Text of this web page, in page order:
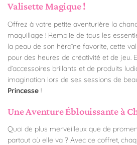
Valisette Magique !
Offrez à votre petite aventurière la
maquillage ! Remplie de tous les
la peau de son héroïne favorite, cette
pour des heures de créativité et de jeu.
d’accessoires brillants et de produits
imagination lors de ses sessions de
Princesse !
Une Aventure Éblouissante à
Quoi de plus merveilleux que de
partout où elle va ? Avec ce coffret,